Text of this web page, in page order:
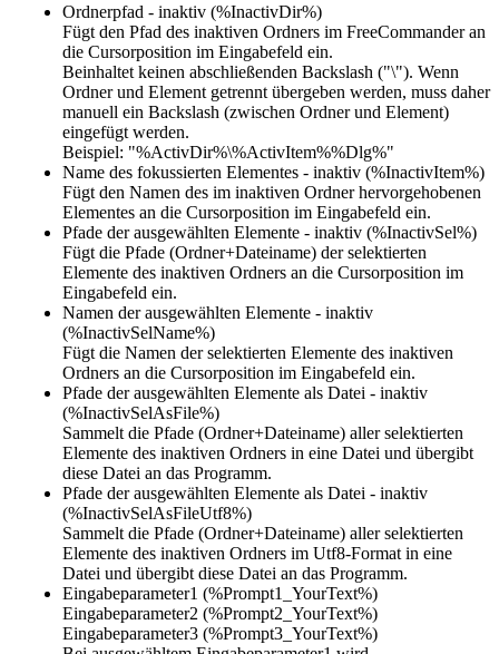
Ordnerpfad - inaktiv (%InactivDir%)
Fügt den Pfad des inaktiven Ordners im FreeCommander an
die Cursorposition im Eingabefeld ein.
Beinhaltet keinen abschließenden Backslash ("\"). Wenn
Ordner und Element getrennt übergeben werden, muss daher
manuell ein Backslash (zwischen Ordner und Element)
eingefügt werden.
Beispiel: "%ActivDir%\%ActivItem%%Dlg%"
Name des fokussierten Elementes - inaktiv (%InactivItem%)
Fügt den Namen des im inaktiven Ordner hervorgehobenen
Elementes an die Cursorposition im Eingabefeld ein.
Pfade der ausgewählten Elemente - inaktiv (%InactivSel%)
Fügt die Pfade (Ordner+Dateiname) der selektierten
Elemente des inaktiven Ordners an die Cursorposition im
Eingabefeld ein.
Namen der ausgewählten Elemente - inaktiv
(%InactivSelName%)
Fügt die Namen der selektierten Elemente des inaktiven
Ordners an die Cursorposition im Eingabefeld ein.
Pfade der ausgewählten Elemente als Datei - inaktiv
(%InactivSelAsFile%)
Sammelt die Pfade (Ordner+Dateiname) aller selektierten
Elemente des inaktiven Ordners in eine Datei und übergibt
diese Datei an das Programm.
Pfade der ausgewählten Elemente als Datei - inaktiv
(%InactivSelAsFileUtf8%)
Sammelt die Pfade (Ordner+Dateiname) aller selektierten
Elemente des inaktiven Ordners im Utf8-Format in eine
Datei und übergibt diese Datei an das Programm.
Eingabeparameter1 (%Prompt1_YourText%)
Eingabeparameter2 (%Prompt2_YourText%)
Eingabeparameter3 (%Prompt3_YourText%)